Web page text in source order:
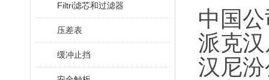
Filtri滤芯和过滤器
压差表
缓冲止挡
中国
派克
汉尼